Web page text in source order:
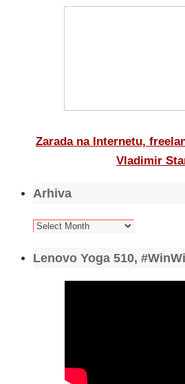
Zarada na Internetu,
Vladimir
Arhiva
Arhiva
Lenovo Yoga 510,